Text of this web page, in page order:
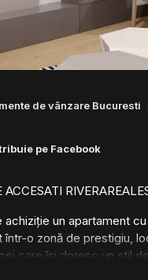
de vânzare Bucuresti
pe Facebook
achiziție un apartament
o zonă de prestigiu,
care își doresc un stil